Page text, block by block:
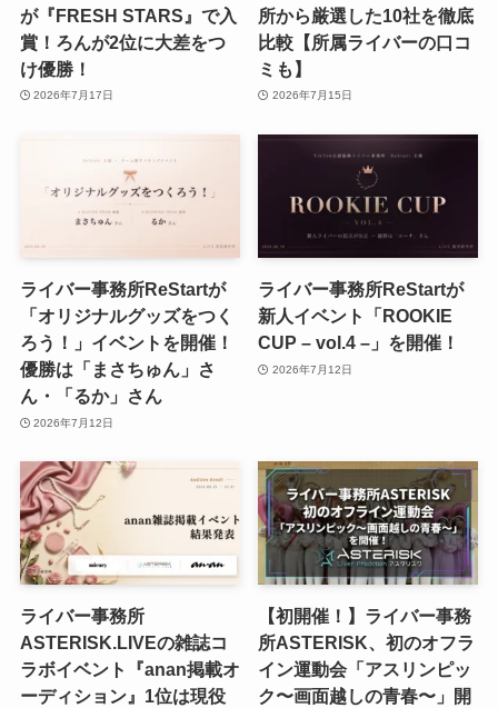
が『FRESH STARS』で入
賞！ろんが2位に大差をつ
け優勝！
2026年7月17日
所から厳選した10社を徹底
比較【所属ライバーの口コ
ミも】
2026年7月15日
ライバー事務所ReStartが
「オリジナルグッズをつく
ろう！」イベントを開催！
優勝は「まさちゅん」さ
ん・「るか」さん
2026年7月12日
ライバー事務所ReStartが
新人イベント「ROOKIE
CUP – vol.4 –」を開催！
2026年7月12日
ライバー事務所
ASTERISK.LIVEの雑誌コ
ラボイベント『anan掲載オ
ーディション』1位は現役
【初開催！】ライバー事務
所ASTERISK、初のオフラ
イン運動会「アスリンピッ
ク〜画面越しの青春〜」開